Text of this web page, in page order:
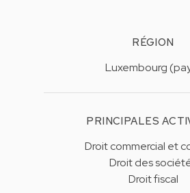
RÉGION
Luxembourg
PRINCIPALES
Droit commercial et
Droit des
Droit fiscal